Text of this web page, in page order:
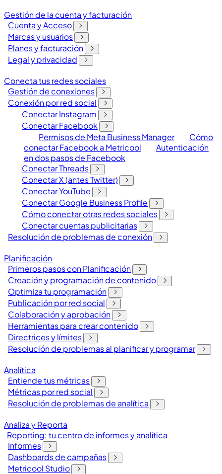
Gestión de la cuenta y facturación
Cuenta y Acceso
Marcas y usuarios
Planes y facturación
Legal y privacidad
Conecta tus redes sociales
Gestión de conexiones
Conexión por red social
Conectar Instagram
Conectar Facebook
Permisos de Meta Business Manager
Cómo
conectar Facebook a Metricool
Autenticación
en dos pasos de Facebook
Conectar Threads
Conectar X (antes Twitter)
Conectar YouTube
Conectar Google Business Profile
Cómo conectar otras redes sociales
Conectar cuentas publicitarias
Resolución de problemas de conexión
Planificación
Primeros pasos con Planificación
Creación y programación de contenido
Optimiza tu programación
Publicación por red social
Colaboración y aprobación
Herramientas para crear contenido
Directrices y límites
Resolución de problemas al planificar y programar
Analítica
Entiende tus métricas
Métricas por red social
Resolución de problemas de analítica
Analiza y Reporta
Reporting: tu centro de informes y analítica
Informes
Dashboards de campañas
Metricool Studio